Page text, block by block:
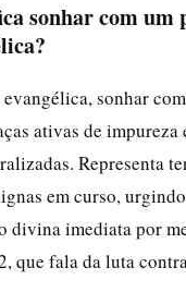
sonhar com um
sonhar
ativas de
Representa
em curso,
divina imediata por
que fala da luta